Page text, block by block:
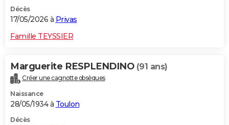
Décès
17/05/2026 à Privas
Famille TEYSSIER
Marguerite RESPLENDINO (91 ans)
Créer une cagnotte obsèques
Naissance
28/05/1934 à Toulon
Décès